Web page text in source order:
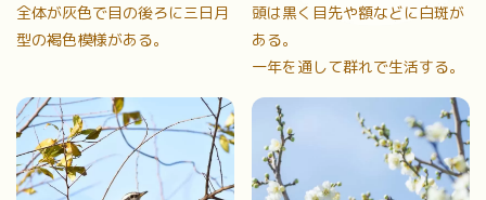
全体が灰色で目の後ろに三日月
型の褐色模様がある。
頭は黒く目先や額などに白斑が
ある。
一年を通して群れで生活する。